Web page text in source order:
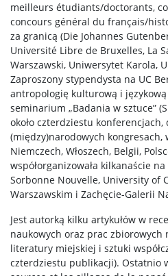
meilleurs étudiants/doctorants,
concours général du français/
za granicą (Die Johannes
Université Libre de Bruxelles, La
Warszawski, Uniwersytet Karola,
Zaproszony stypendysta na UC
antropologię kulturową i językową
seminarium „Badania w sztuce”
około czterdziestu
(między)narodowych
Niemczech, Włoszech, Belgii,
współorganizowała kilkanaście
Sorbonne Nouvelle, University of
Warszawskim i Zachęcie-Galerii
Jest autorką kilku artykułów w
naukowych oraz prac zbiorowych
literatury miejskiej i sztuki
czterdziestu publikacji). Ostatnio